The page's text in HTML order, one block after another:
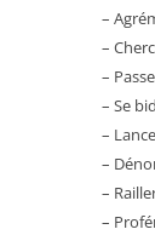
–
–
–
– Se
–
–
–
–